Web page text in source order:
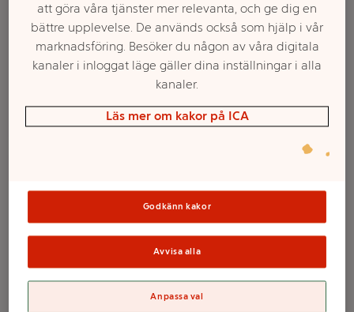
Kattmat Kalkonfrikassé
& grönsaker 85g Sheba
Mer info
Välj butik
Kattmat Lax i sås 370g
Mjau
Mer info
Välj butik
att göra våra tjänster mer relevanta, och ge dig en
bättre upplevelse. De används också som hjälp i vår
marknadsföring. Besöker du någon av våra digitala
kanaler i inloggat läge gäller dina inställningar i alla
kanaler.
Läs mer om kakor på ICA
Godkänn kakor
Avvisa alla
Anpassa val